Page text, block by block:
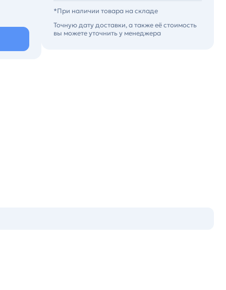
*При наличии товара на складе
Точную дату доставки, а также её стоимость
вы можете уточнить у менеджера